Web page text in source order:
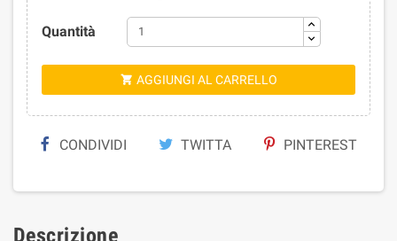
Quantità
 AGGIUNGI AL CARRELLO
CONDIVIDI TWITTA PINTEREST
Descrizione